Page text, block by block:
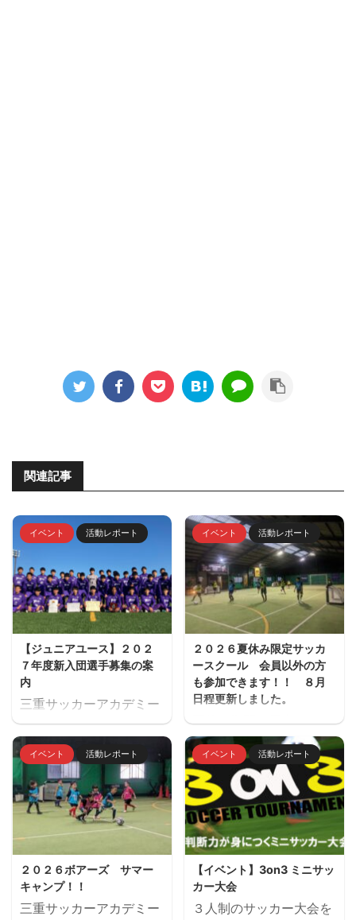
関連記事
イベント 活動レポート
【ジュニアユース】２０２
７年度新入団選手募集の案
内
三重サッカーアカデミー
ジュニアユース（中学生
のチーム）の２０２７年
度の新入団選手対象の体
験練習会を開催します。
ご興味のある方はぜひご
参加ください。体験練習
会を通して進路の選択肢
の一つとしてご検討いた
だければと思います。体
験会のお申込みはページ
下にある申込フォームか
イベント 活動レポート
２０２６夏休み限定サッカ
ースクール 会員以外の方
も参加できます！！ ８月
日程更新しました。
夏休み期間、屋内フット
サル場「フットサーカス
鈴鹿」でミニサッカー中
心のストリートサッカー
的サッカースクールを開
催します。毎回参加、１
回だけの参加OKと気軽
に参加できます。※参加
にはお申込みが必要で
す。下のフォームからお
申込みください。キャン
イベント 活動レポート
２０２６ボアーズ サマー
キャンプ！！
三重サッカーアカデミー
イベント 活動レポート
【イベント】3on3 ミニサッ
カー大会
３人制のサッカー大会を